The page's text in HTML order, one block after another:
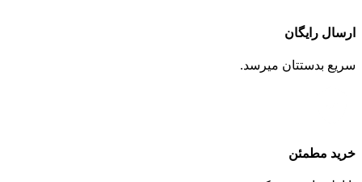
ارسال رایگان
سریع بدستتان میرسد.
خرید مطمئن